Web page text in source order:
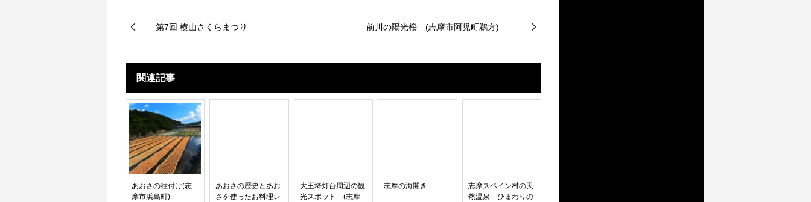
第7回 横山さくらまつり 前川の陽光桜 (志摩市阿児町鵜方)
関連記事
あおさの種付け(志
摩市浜島町)
あおさの歴史とあお
さを使ったお料理レ
大王埼灯台周辺の観
光スポット (志摩
志摩の海開き
志摩スペイン村の天
然温泉 ひまわりの